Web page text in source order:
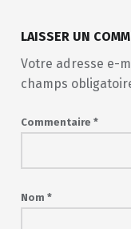
LAISSER UN
Votre adresse e-
champs
Commentaire *
Nom *